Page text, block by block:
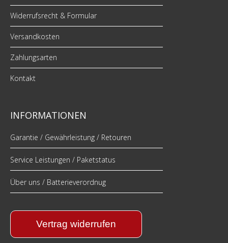
Widerrufsrecht & Formular
Versandkosten
Zahlungsarten
Kontakt
INFORMATIONEN
Garantie / Gewährleistung / Retouren
Service Leistungen / Paketstatus
Über uns / Batterieverordnug
Vertrag widerrufen